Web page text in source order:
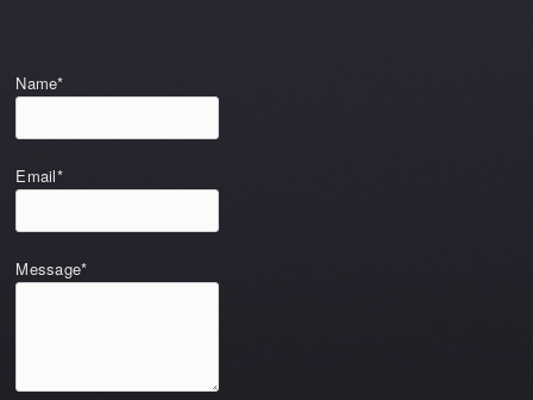
Name*
Email*
Message*